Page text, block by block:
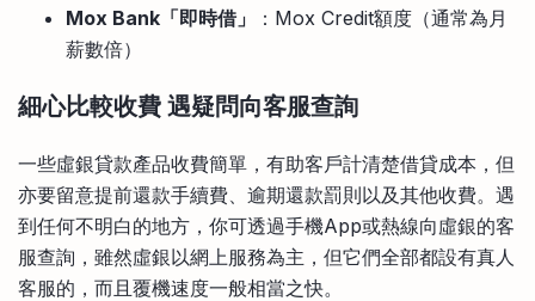
Mox Bank「即時借」
：Mox Credit額度（通常為月
薪數倍）
細心比較收費 遇疑問向客服查詢
一些虛銀貸款產品收費簡單，有助客戶計清楚借貸成本，但
亦要留意提前還款手續費、逾期還款罰則以及其他收費。遇
到任何不明白的地方，你可透過手機App或熱線向虛銀的客
服查詢，雖然虛銀以網上服務為主，但它們全部都設有真人
客服的，而且覆機速度一般相當之快。